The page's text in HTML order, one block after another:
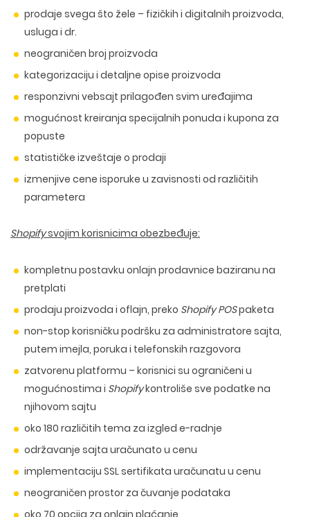
prodaje svega što žele – fizičkih i digitalnih proizvoda,
usluga i dr.
neograničen broj proizvoda
kategorizaciju i detaljne opise proizvoda
responzivni vebsajt prilagođen svim uređajima
mogućnost kreiranja specijalnih ponuda i kupona za
popuste
statističke izveštaje o prodaji
izmenjive cene isporuke u zavisnosti od različitih
parametera
Shopifysvojim korisnicima obezbeđuje:
kompletnu postavku onlajn prodavnice baziranu na
pretplati
prodaju proizvoda i oflajn, preko Shopify POSpaketa
non-stop korisničku podršku za administratore sajta,
putem imejla, poruka i telefonskih razgovora
zatvorenu platformu – korisnici su ograničeni u
mogućnostima i Shopifykontroliše sve podatke na
njihovom sajtu
oko 180 različitih tema za izgled e-radnje
održavanje sajta uračunato u cenu
implementaciju SSL sertifikata uračunatu u cenu
neograničen prostor za čuvanje podataka
oko 70 opcija za onlajn plaćanje